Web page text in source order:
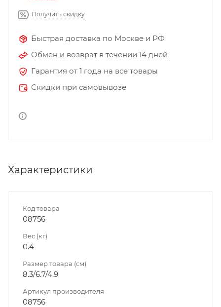
Получить скидку
Быстрая доставка по Москве и РФ
Обмен и возврат в течении 14 дней
Гарантия от 1 года на все товары
Скидки при самовывозе
Характеристики
Код товара
08756
Вес (кг)
0.4
Размер товара (см)
8.3/6.7/4.9
Артикул производителя
08756